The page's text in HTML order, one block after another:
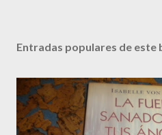
Entradas populares de este